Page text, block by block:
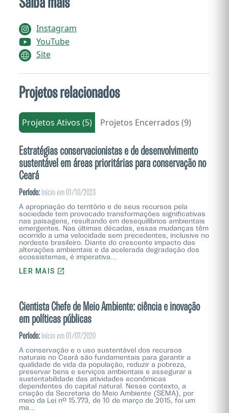
Instagram
YouTube
Site
Projetos relacionados
Projetos Ativos (5) Projetos Encerrados (9)
Estratégias conservacionistas e de desenvolvimento
sustentável em áreas prioritárias para conservação no
Ceará
Período: Início em 01/10/2023
A apropriação do território e de seus recursos pela
sociedade tem provocado transformações significativas
nas paisagens, resultando em desequilíbrios ambientais
emergentes. Nas últimas décadas, essas mudanças têm
ocorrido a uma velocidade sem precedentes, inclusive no
nordeste brasileiro. Diante do crescente impacto das
alterações ambientais e da acelerada degradação dos
ecossistemas, é imperativa...
LER MAIS
Cientista Chefe de Meio Ambiente: ciência e inovação
em políticas públicas
Período: Início em 01/07/2020
A conservação e o uso sustentável dos recursos
naturais no Ceará são fundamentais para garantir a
qualidade de vida da população, reduzir a pobreza,
preservar bens e serviços ambientais e assegurar a
sustentabilidade das atividades econômicas
dependentes do capital natural. Nesse contexto, a
criação da Secretaria do Meio Ambiente (SEMA), por
meio da Lei nº 15.773, de 10 de março de 2015, foi um
ma...